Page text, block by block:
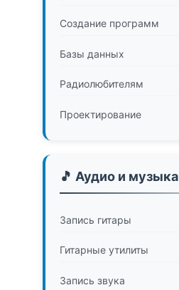
Создание программ
Базы данных
Радиолюбителям
Проектирование
🎵 Аудио и музыка
Запись гитары
Гитарные утилиты
Запись звука